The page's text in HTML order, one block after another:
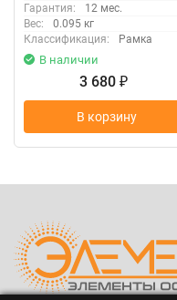
Гарантия:
12 мес.
Вес:
0.095 кг
Классификация:
Рамка
В наличии
3 680 ₽
В корзину